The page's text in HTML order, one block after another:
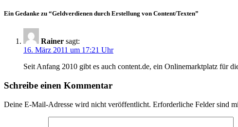
Ein Gedanke zu “Geldverdienen durch Erstellung von Content/Texten”
Rainer sagt:
16. März 2011 um 17:21 Uhr
Seit Anfang 2010 gibt es auch content.de, ein Onlinemarktplatz für
Schreibe einen Kommentar
Deine E-Mail-Adresse wird nicht veröffentlicht. Erforderliche Felder sind